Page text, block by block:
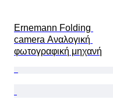
Ernemann Folding
camera Αναλογική
φωτογραφική μηχανή